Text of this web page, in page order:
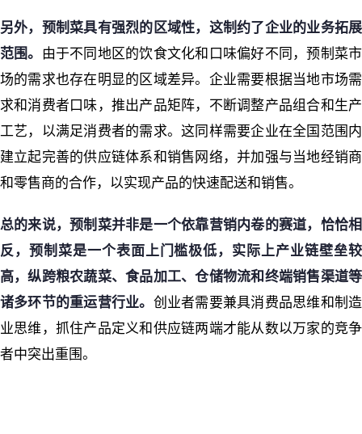
另外，预制菜具有强烈的区域性，这制约了企业的业务拓展
范围。
由于不同地区的饮食文化和口味偏好不同，预制菜市
场的需求也存在明显的区域差异。企业需要根据当地市场需
求和消费者口味，推出产品矩阵，不断调整产品组合和生产
工艺，以满足消费者的需求。这同样需要企业在全国范围内
建立起完善的供应链体系和销售网络，并加强与当地经销商
和零售商的合作，以实现产品的快速配送和销售。
总的来说，预制菜并非是一个依靠营销内卷的赛道，恰恰相
反，预制菜是一个表面上门槛极低，实际上产业链壁垒较
高，纵跨粮农蔬菜、食品加工、仓储物流和终端销售渠道等
诸多环节的重运营行业。 创业者需要兼具消费品思维和制造
业思维，抓住产品定义和供应链两端才能从数以万家的竞争
者中突出重围。